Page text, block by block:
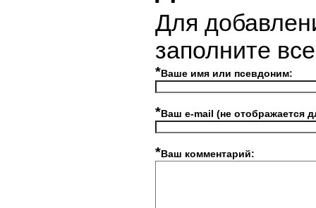
Для
заполните
*Ваше имя или псевдоним:
*Ваш e-mail (не отображается
*Ваш комментарий: